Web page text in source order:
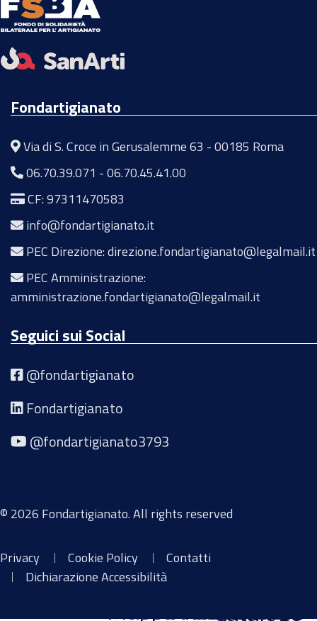
Archivio Inviti
Mappa Trasparenza
Libreria Voucher a
Catalogo
Area Lavoro
Fondartigianato
Via di S. Croce in Gerusalemme 63 - 00185 Roma
06.70.39.071 -06.70.45.41.00
CF: 97311470583
info@fondartigianato.it
PEC Direzione: direzione.fondartigianato@legalmail.it
PEC Amministrazione:
amministrazione.fondartigianato@legalmail.it
Seguici sui Social
@fondartigianato
Fondartigianato
@fondartigianato3793
© 2026 Fondartigianato. All rights reserved
Privacy Cookie Policy
Contatti
Dichiarazione Accessibilità